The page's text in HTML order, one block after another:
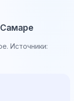
Источники: